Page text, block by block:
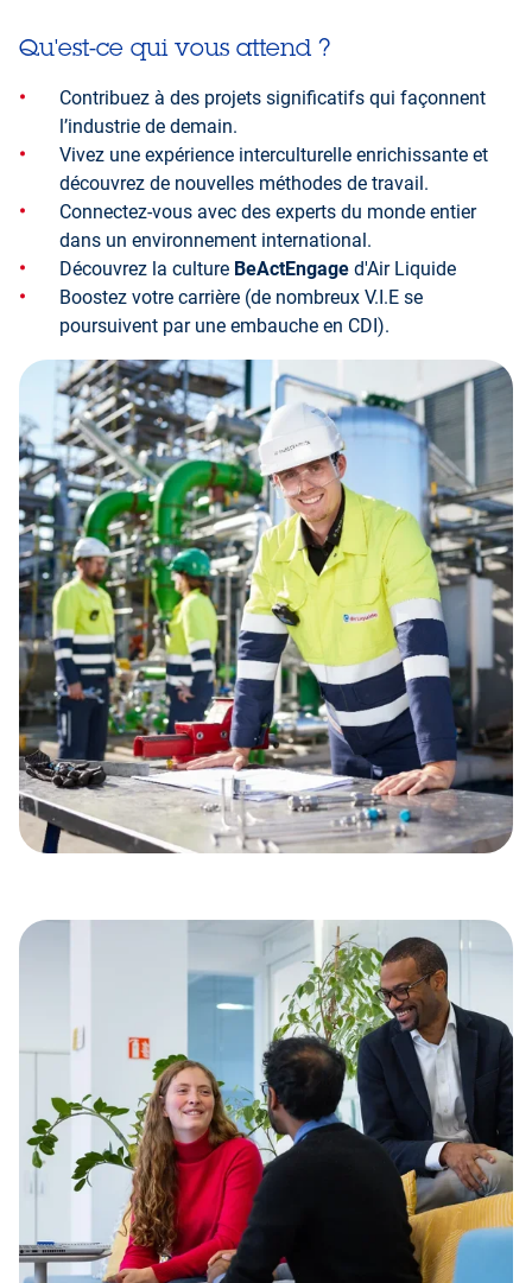
Qu'est-ce qui vous attend ?
Contribuez à des projets significatifs qui façonnent
l’industrie de demain.
Vivez une expérience interculturelle enrichissante et
découvrez de nouvelles méthodes de travail.
Connectez-vous avec des experts du monde entier
dans un environnement international.
Découvrez la culture BeActEngage d'Air Liquide
Boostez votre carrière (de nombreux V.I.E se
poursuivent par une embauche en CDI).